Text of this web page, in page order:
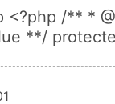
<?php /** *
**/